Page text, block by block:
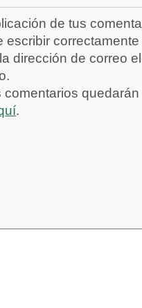
de tus
escribir
dirección de correo
comentarios
.